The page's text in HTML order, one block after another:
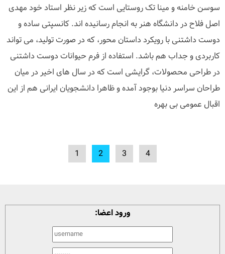
سوسن خامنه و مینا تک روستایی است که زیر نظر استاد خود مهدی
اصل فلاح در دانشگاه هنر به انجام رسانیده اند. کانسپتی ساده و
دوست داشتنی با رویکرد داستان محور، که در صورت تولید، می تواند
کاربردی و جداب هم باشد. استفاده از فرم حیوانات دوست داشتنی
در طراحی محصولات، گرایشی است که در سال های اخیر در میان
طراحان سراسر دنیا بوجود آمده و ظاهرا دانشجویان ایرانی هم از این
اقبال عمومی بی بهره
1 2 3 4
ورود اعضا: